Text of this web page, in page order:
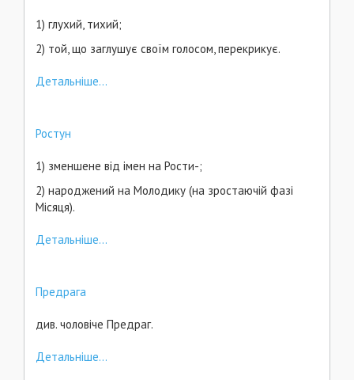
1) глухий, тихий;
2) той, що заглушує своїм голосом, перекрикує.
Детальніше...
Ростун
1) зменшене від імен на Рости-;
2) народжений на Молодику (на зростаючій фазі
Місяця).
Детальніше...
Предрага
див. чоловіче Предраг.
Детальніше...